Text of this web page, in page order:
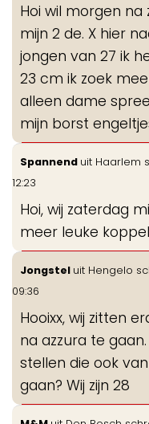
Hoi wil morgen na
mijn 2 de. X hier
jongen van 27 ik
23 cm ik zoek
alleen dame
mijn borst
Spannend uit Haarlem
12:23
Hoi, wij zaterdag
meer leuke
Jongstel uit Hengelo
09:36
Hooixx, wij zitten
na azzura te
stellen die ook
gaan? Wij zijn 28